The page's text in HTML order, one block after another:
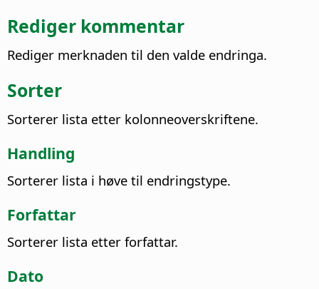
Rediger kommentar
Rediger merknaden til den valde endringa.
Sorter
Sorterer lista etter kolonneoverskriftene.
Handling
Sorterer lista i høve til endringstype.
Forfattar
Sorterer lista etter forfattar.
Dato